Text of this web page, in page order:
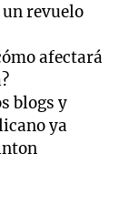
revuelo
afectará
blogs y
ya